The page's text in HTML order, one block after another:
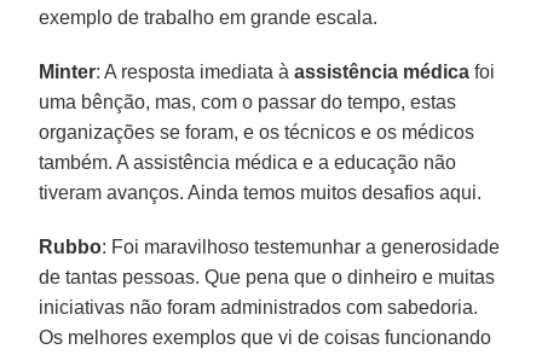
exemplo de trabalho em grande escala.
Minter: A resposta imediata àassistência médica foi
uma bênção, mas, com o passar do tempo, estas
organizações se foram, e os técnicos e os médicos
também. A assistência médica e a educação não
tiveram avanços. Ainda temos muitos desafios aqui.
Rubbo: Foi maravilhoso testemunhar a generosidade
de tantas pessoas. Que pena que o dinheiro e muitas
iniciativas não foram administrados com sabedoria.
Os melhores exemplos que vi de coisas funcionando